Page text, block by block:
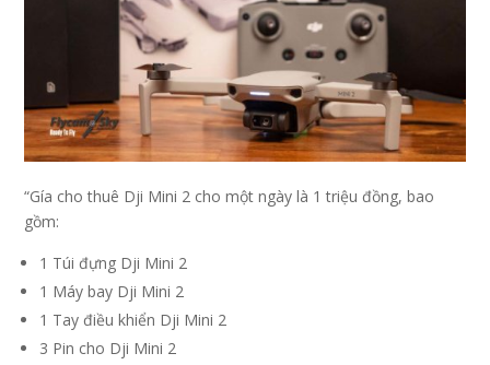
“Gía cho thuê Dji Mini 2 cho một ngày là 1 triệu đồng, bao
gồm:
1 Túi đựng Dji Mini 2
1 Máy bay Dji Mini 2
1 Tay điều khiển Dji Mini 2
3 Pin cho Dji Mini 2